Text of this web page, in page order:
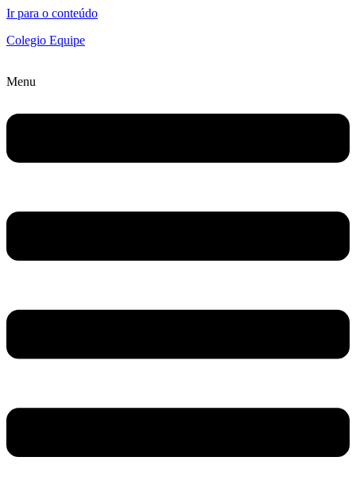
Ir para o conteúdo
Colegio Equipe
Menu